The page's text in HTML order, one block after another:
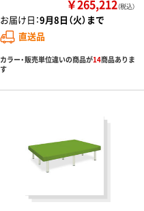
￥265,212（税込）
お届け日：9月8日（火）まで
直送品
カラー・販売単位違いの商品が14商品ありま
す